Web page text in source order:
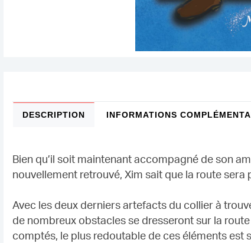
DESCRIPTION INFORMATIONS
Bien qu’il soit maintenant accompagné de son
nouvellement retrouvé, Xim sait que la route sera
Avec les deux derniers artefacts du collier à
de nombreux obstacles se dresseront sur la
comptés, le plus redoutable de ces éléments est